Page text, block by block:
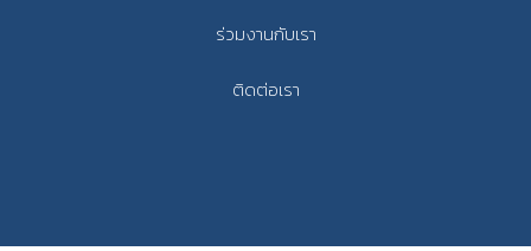
ร่วมงานกับเรา
ติดต่อเรา